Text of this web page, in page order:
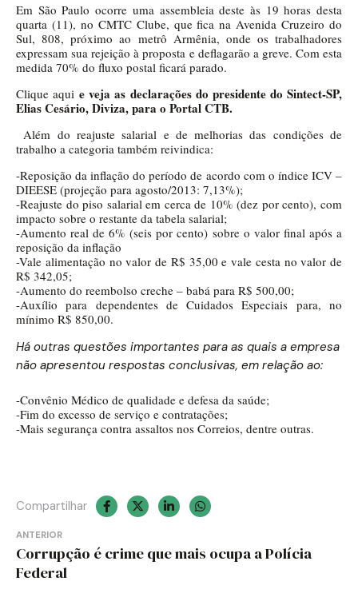
Em São Paulo ocorre uma assembleia deste às 19 horas desta
quarta (11), no CMTC Clube, que fica na Avenida Cruzeiro do
Sul, 808, próximo ao metrô Armênia, onde os trabalhadores
expressam sua rejeição à proposta e deflagarão a greve. Com esta
medida 70% do fluxo postal ficará parado.
Clique aqui e veja as declarações do presidente do Sintect-SP,
Elias Cesário, Diviza, para o Portal CTB.
Além do reajuste salarial e de melhorias das condições de
trabalho a categoria também reivindica:
-Reposição da inflação do período de acordo com o índice ICV –
DIEESE (projeção para agosto/2013: 7,13%);
-Reajuste do piso salarial em cerca de 10% (dez por cento), com
impacto sobre o restante da tabela salarial;
-Aumento real de 6% (seis por cento) sobre o valor final após a
reposição da inflação
-Vale alimentação no valor de R$ 35,00 e vale cesta no valor de
R$ 342,05;
-Aumento do reembolso creche – babá para R$ 500,00;
-Auxílio para dependentes de Cuidados Especiais para, no
mínimo R$ 850,00.
Há outras questões importantes para as quais a empresa
não apresentou respostas conclusivas, em relação ao:
-Convênio Médico de qualidade e defesa da saúde;
-Fim do excesso de serviço e contratações;
-Mais segurança contra assaltos nos Correios, dentre outras.
Compartilhar
Navegação
de
ANTERIOR
Corrupção é crime que mais ocupa a Polícia
Federal